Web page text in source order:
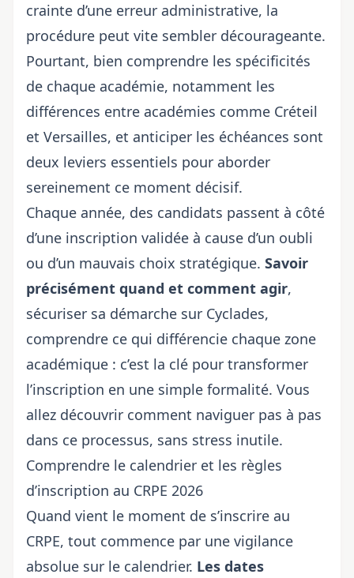
crainte d’une erreur administrative, la
procédure peut vite sembler décourageante.
Pourtant, bien comprendre les spécificités
de chaque académie, notamment les
différences entre académies comme Créteil
et Versailles, et anticiper les échéances sont
deux leviers essentiels pour aborder
sereinement ce moment décisif.
Chaque année, des candidats passent à côté
d’une inscription validée à cause d’un oubli
ou d’un mauvais choix stratégique. Savoir
précisément quand et comment agir,
sécuriser sa démarche sur Cyclades,
comprendre ce qui différencie chaque zone
académique : c’est la clé pour transformer
l’inscription en une simple formalité. Vous
allez découvrir comment naviguer pas à pas
dans ce processus, sans stress inutile.
Comprendre le calendrier et les règles
d’inscription au CRPE 2026
Quand vient le moment de s’inscrire au
CRPE, tout commence par une vigilance
absolue sur le calendrier. Les dates